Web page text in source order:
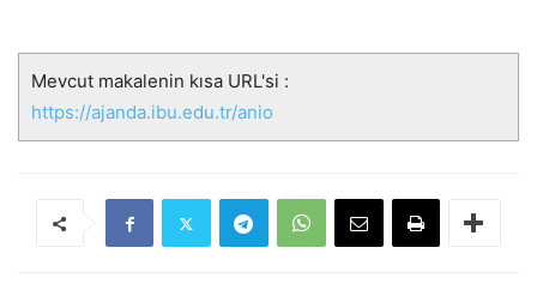
Mevcut makalenin kısa URL'si :
https://ajanda.ibu.edu.tr/anio